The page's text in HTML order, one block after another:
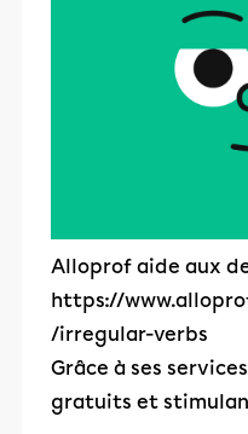
Alloprof aide aux
https://
/irregular-verbs
Grâce à ses
gratuits et